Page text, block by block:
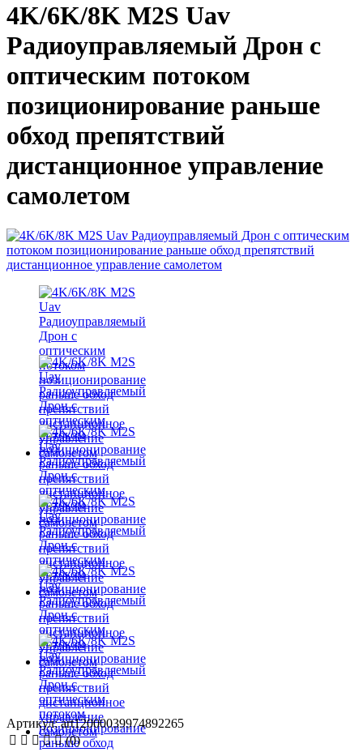
4K/6K/8K M2S Uav
Радиоуправляемый Дрон с
оптическим потоком
позиционирование раньше
обход препятствий
дистанционное управление
самолетом
Артикул: art12000039974892265
(0)